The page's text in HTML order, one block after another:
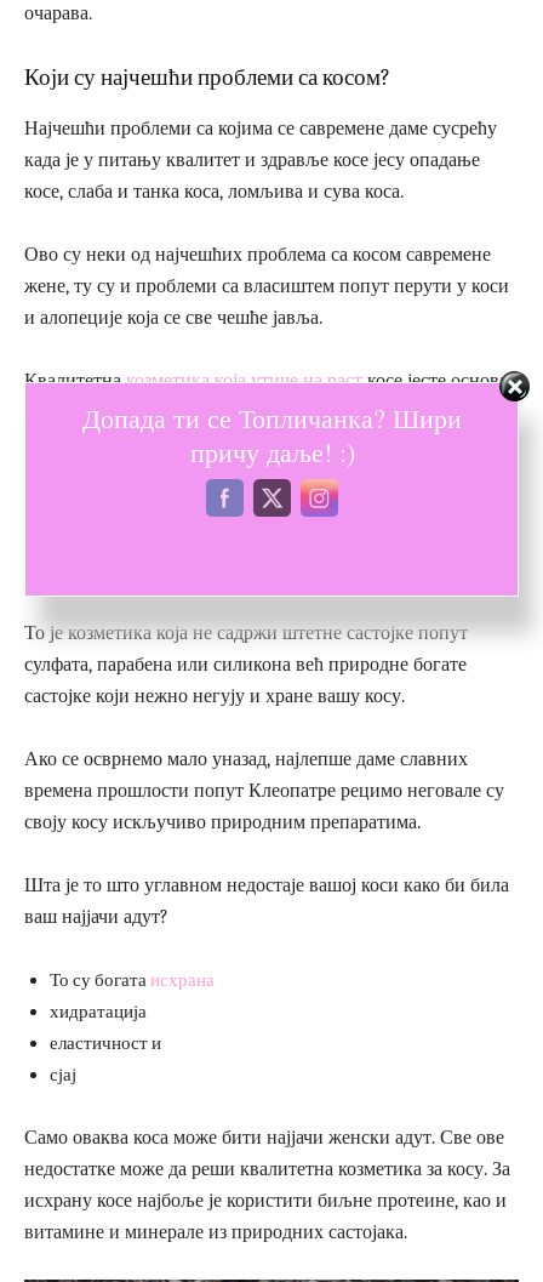
очарава.
Који су најчешћи проблеми са косом?
Најчешћи проблеми са којима се савремене даме сусрећу
када је у питању квалитет и здравље косе јесу опадање
косе, слаба и танка коса, ломљива и сува коса.
Ово су неки од најчешћих проблема са косом савремене
жене, ту су и проблеми са власиштем попут перути у коси
и алопеције која се све чешће јавља.
Квалитетнакозметика која утиче на расткосе јесте основа
која вам може помоћи да што пре дођете до косе из снова
која разбија митове и ствара неке сасвим нове.
Коса као најјачи женски адут заслужује и више ваше
То је козметика која не садржи штетне састојке попут
сулфата, парабена или силикона већ природне богате
састојке који нежно негују и хране вашу косу.
Ако се осврнемо мало уназад, најлепше даме славних
времена прошлости попут Клеопатре рецимо неговале су
своју косу искључиво природним препаратима.
Шта је то што углавном недостаје вашој коси како би била
ваш најјачи адут?
То су богатаисхрана
хидратација
еластичност и
сјај
Само оваква коса може бити најјачи женски адут. Све ове
недостатке може да реши квалитетна козметика за косу. За
исхрану косе најбоље је користити биљне протеине, као и
витамине и минерале из природних састојака.
Допада ти се Топличанка? Шири
причу даље! :)